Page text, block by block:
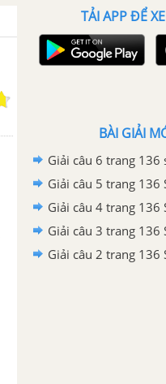
TẢI APP ĐỂ
BÀI GIẢI
Giải câu 5 trang 136
Giải câu 4 trang 136
Giải câu 3 trang 136
Giải câu 2 trang 136